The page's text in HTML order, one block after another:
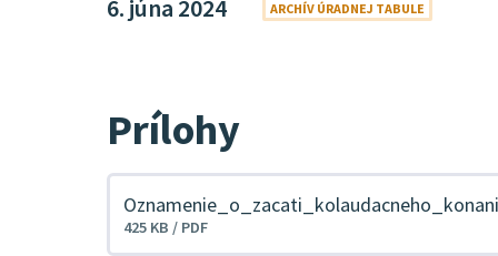
6. júna 2024 ARCHÍV ÚRADNEJ TABULE
Prílohy
Stiahnuť
425 KB / PDF